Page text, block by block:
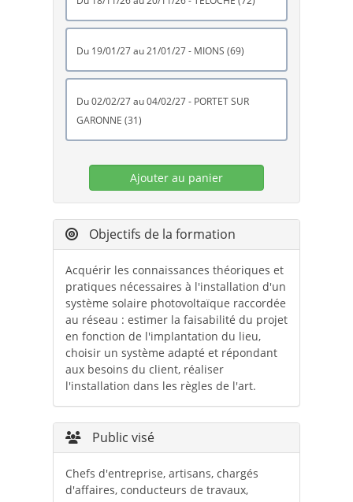
du 19/01/27 au 21/01/27 - MIONS (69)
du 02/02/27 au 04/02/27 - PORTET SUR
GARONNE (31)
Ajouter au panier
Objectifs de la formation
Acquérir les connaissances théoriques et
pratiques nécessaires à l'installation d'un
système solaire photovoltaïque raccordée
au réseau : estimer la faisabilité du projet
en fonction de l'implantation du lieu,
choisir un système adapté et répondant
aux besoins du client, réaliser
l'installation dans les règles de l'art.
Public visé
Chefs d'entreprise, artisans, chargés
d'affaires, conducteurs de travaux,